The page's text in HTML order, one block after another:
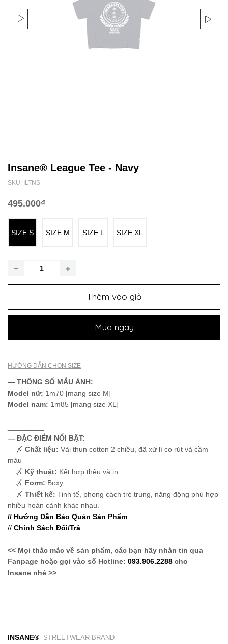
Insane® League Tee - Navy
SKU: ILTNS
495.000₫
SIZE S SIZE M SIZE L SIZE XL
Thêm vào giỏ
Mua ngay
HƯỚNG DẪN CHỌN SIZE
— THÔNG SỐ MẪU ẢNH:
Model nữ: 1m70 [mang size M]
Model nam: 1m85 [mang size XL]
— ĐẶC ĐIỂM NỔI BẬT:
〆 Chất liệu: Vải thun cotton 2 chiều, đã xử lí co rút và cầm
màu
〆 Kỹ thuật: Kết hợp thêu và in
〆 Form: Boxy
〆 Thiết kế: Tinh tế, phong cách trẻ trung, năng động phù hợp
nhiều hoàn cảnh khác nhau.
// Hướng Dẫn Bảo Quản Sản Phẩm
// Chính Sách Đổi/Trả
<< Mọi thắc mắc về sản phẩm, các bạn hãy nhắn tin qua
Fanpage hoặc gọi vào số Hotline: 093.906.2288 cho
Insane nhé >>
INSANE® STREETWEAR BRAND